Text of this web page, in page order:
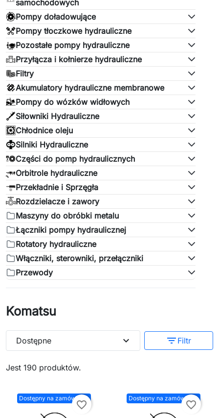
samochodowych
Pompy doładowujące
Pompy tłoczkowe hydrauliczne
Pozostałe pompy hydrauliczne
Przyłącza i kołnierze hydrauliczne
Filtry
Akumulatory hydrauliczne membranowe
Pompy do wózków widłowych
Siłowniki Hydrauliczne
Chłodnice oleju
Silniki Hydrauliczne
Części do pomp hydraulicznych
Orbitrole hydrauliczne
Przekładnie i Sprzęgła
Rozdzielacze i zawory
Maszyny do obróbki metalu
Łączniki pompy hydraulicznej
Rotatory hydrauliczne
Włączniki, sterowniki, przełączniki
Przewody
Komatsu
Jest 190 produktów.
Dostępne expand_more filter_list Filtr
Dostępny na zamówienie
favorite_border
Dostępny na zamówienie
favorite_border